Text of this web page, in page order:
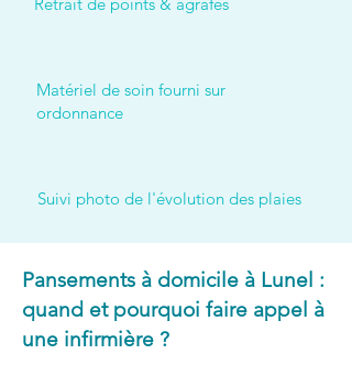
Matériel de soin fourni sur
ordonnance
Suivi photo de l'évolution des plaies
Pansements à domicile à Lunel :
quand et pourquoi faire appel à
une infirmière ?